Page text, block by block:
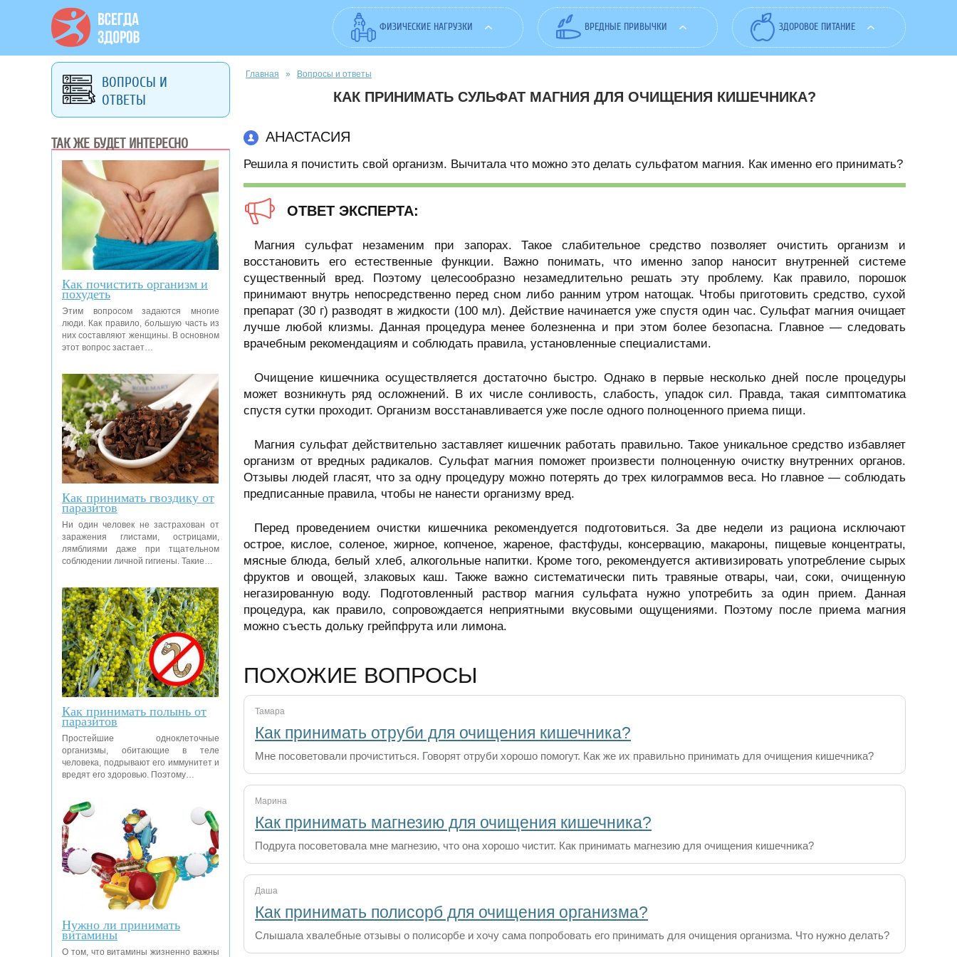
ФИЗИЧЕСКИЕ НАГРУЗКИ ВРЕДНЫЕ ПРИВЫЧКИ ЗДОРОВОЕ ПИТАНИЕ
Вы здесь
Главная » Вопросы и ответы
КАК ПРИНИМАТЬ СУЛЬФАТ МАГНИЯ ДЛЯ ОЧИЩЕНИЯ КИШЕЧНИКА?
АНАСТАСИЯ
Решила я почистить свой организм. Вычитала что можно это делать сульфатом магния. Как именно его принимать?
ОТВЕТ ЭКСПЕРТА:
Магния сульфат незаменим при запорах. Такое слабительное средство позволяет очистить организм и
восстановить его естественные функции. Важно понимать, что именно запор наносит внутренней системе
существенный вред. Поэтому целесообразно незамедлительно решать эту проблему. Как правило, порошок
принимают внутрь непосредственно перед сном либо ранним утром натощак. Чтобы приготовить средство, сухой
препарат (30 г) разводят в жидкости (100 мл). Действие начинается уже спустя один час. Сульфат магния очищает
лучше любой клизмы. Данная процедура менее болезненна и при этом более безопасна. Главное — следовать
врачебным рекомендациям и соблюдать правила, установленные специалистами.
Очищение кишечника осуществляется достаточно быстро. Однако в первые несколько дней после процедуры
может возникнуть ряд осложнений. В их числе сонливость, слабость, упадок сил. Правда, такая симптоматика
спустя сутки проходит. Организм восстанавливается уже после одного полноценного приема пищи.
Магния сульфат действительно заставляет кишечник работать правильно. Такое уникальное средство избавляет
организм от вредных радикалов. Сульфат магния поможет произвести полноценную очистку внутренних органов.
Отзывы людей гласят, что за одну процедуру можно потерять до трех килограммов веса. Но главное — соблюдать
предписанные правила, чтобы не нанести организму вред.
Перед проведением очистки кишечника рекомендуется подготовиться. За две недели из рациона исключают
острое, кислое, соленое, жирное, копченое, жареное, фастфуды, консервацию, макароны, пищевые концентраты,
мясные блюда, белый хлеб, алкогольные напитки. Кроме того, рекомендуется активизировать употребление сырых
фруктов и овощей, злаковых каш. Также важно систематически пить травяные отвары, чаи, соки, очищенную
негазированную воду. Подготовленный раствор магния сульфата нужно употребить за один прием. Данная
процедура, как правило, сопровождается неприятными вкусовыми ощущениями. Поэтому после приема магния
можно съесть дольку грейпфрута или лимона.
ПОХОЖИЕ ВОПРОСЫ
Тамара
Как принимать отруби для очищения кишечника?
Мне посоветовали прочиститься. Говорят отруби хорошо помогут. Как же их правильно принимать для очищения кишечника?
Марина
Как принимать магнезию для очищения кишечника?
Подруга посоветовала мне магнезию, что она хорошо чистит. Как принимать магнезию для очищения кишечника?
Даша
Как принимать полисорб для очищения организма?
Слышала хвалебные отзывы о полисорбе и хочу сама попробовать его принимать для очищения организма. Что нужно делать?
ВОПРОСЫ И
ОТВЕТЫ
ТАК ЖЕ БУДЕТ ИНТЕРЕСНО
Как почистить организм и
похудеть
Этим вопросом задаются многие
люди. Как правило, большую часть из
них составляют женщины. В основном
этот вопрос застает…
Как принимать гвоздику от
паразитов
Ни один человек не застрахован от
заражения глистами, острицами,
лямблиями даже при тщательном
соблюдении личной гигиены. Такие…
Как принимать полынь от
паразитов
Простейшие одноклеточные
организмы, обитающие в теле
человека, подрывают его иммунитет и
вредят его здоровью. Поэтому…
Нужно ли принимать
витамины
О том, что витамины жизненно важны